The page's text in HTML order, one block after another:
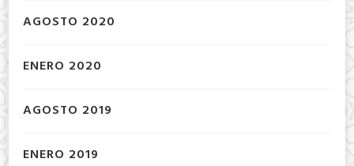
AGOSTO 2020
ENERO 2020
AGOSTO 2019
ENERO 2019